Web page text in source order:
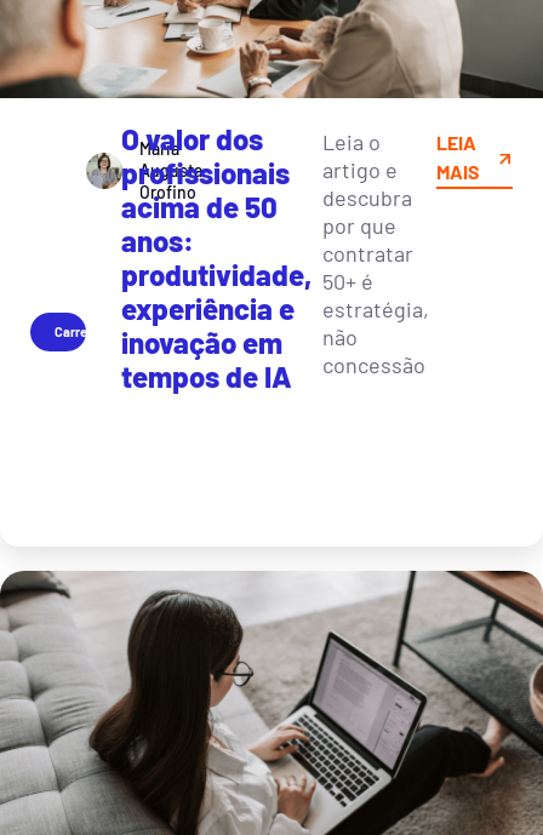
Carreira
Maria
Augusta
Orofino
O valor dos
profissionais
acima de 50
anos:
produtividade,
experiência e
inovação em
tempos de IA
Leia o
artigo e
descubra
por que
contratar
50+ é
estratégia,
não
concessão
LEIA
MAIS